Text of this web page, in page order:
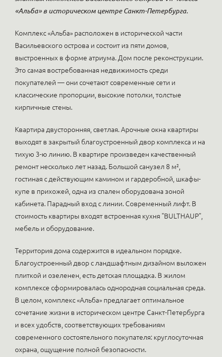
«Альба» в историческом центре Санкт-Петербурга.
Комплекс «Альба» расположен в исторической части
Васильевского острова и состоит из пяти домов,
выстроенных в форме атриума. Дом после реконструкции.
Это самая востребованная недвижимость среди
покупателей — они сочетают современные сети и
клаcсические пропорции, высокие потолки, толстые
кирпичные стены.
Квартира двусторонняя, светлая. Арочные окна квартиры
выходят в закрытый благоустроенный двор комплекса и на
тихую 3-ю линию. В квартире произведен качественный
ремонт несколько лет назад. Большой санузел 8 м²,
гостиная с действующим камином и гардеробной, шкафы-
купе в прихожей, одна из спален оборудована зоной
кабинета. Парадный вход с линии. Современный лифт. В
стоимость квартиры входят встроенная кухня "BULTHAUP",
мебель и оборудование.
Территория дома содержится в идеальном порядке.
Благоустроенный двор с ландшафтным дизайном выложен
плиткой и озеленен, есть детская площадка. В жилом
комплексе сформировалась однородная социальная среда.
В целом, комплекс «Альба» предлагает оптимальное
сочетание жизни в историческом центре Санкт-Петербурга
и всех удобств, соответствующих требованиям
современного состоятельного покупателя: круглосуточная
охрана, ощущение полной безопасности.